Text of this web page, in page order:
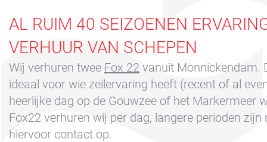
Volendam
404
Boeken
Contact &
Route
Cookie beleid
AL RUIM 40 SEIZOENEN
VERHUUR VAN SCHEPEN
Wij verhuren twee Fox 22 vanuit Monnickendam.
ideaal voor wie zeilervaring heeft (recent of al
heerlijke dag op de Gouwzee of het Markermeer
Fox22 verhuren wij per dag, langere perioden zijn
hiervoor contact op.